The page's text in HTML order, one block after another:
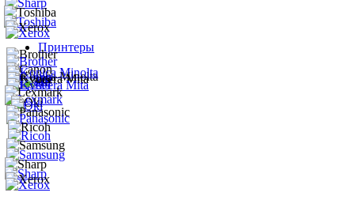
Принтеры